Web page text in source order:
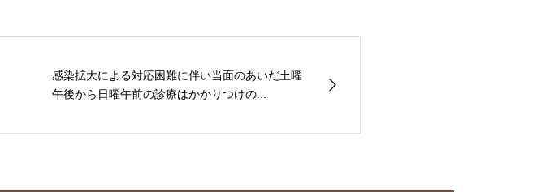
感染拡大による対応困難に伴い当面のあいだ土曜
午後から日曜午前の診療はかかりつけの...